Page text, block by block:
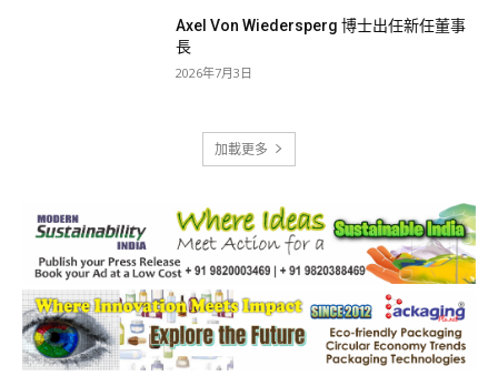
Axel Von Wiedersperg 博士出任新任董事
長
2026年7月3日
加載更多